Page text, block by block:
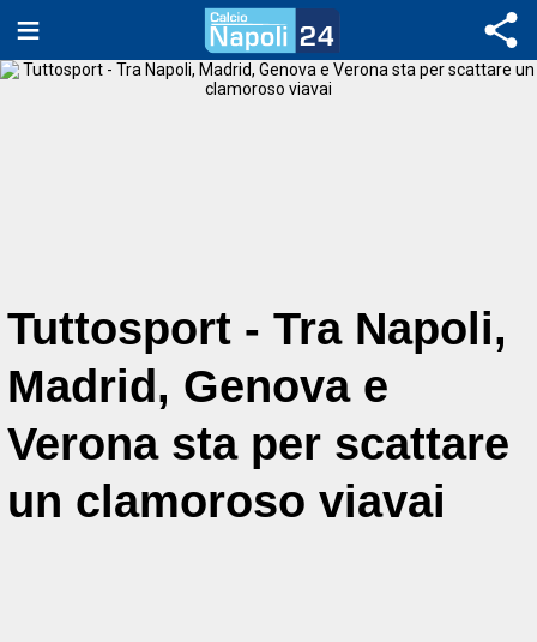
Tuttosport - Tra Napoli,
Madrid, Genova e
Verona sta per scattare
un clamoroso viavai